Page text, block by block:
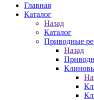
Главная
Каталог
Назад
Каталог
Приводные
Назад